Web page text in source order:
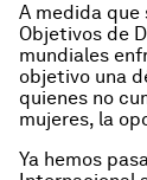
A medida que
Objetivos de
mundiales
objetivo una
quienes no
mujeres, la
Ya hemos